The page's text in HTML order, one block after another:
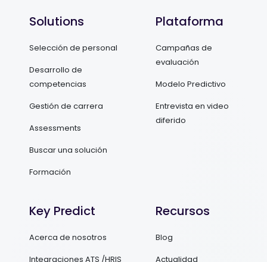
Solutions
Selección de personal
Desarrollo de
competencias
Gestión de carrera
Assessments
Buscar una solución
Formación
Plataforma
Campañas de
evaluación
Modelo Predictivo
Entrevista en video
diferido
Key Predict
Acerca de nosotros
Integraciones ATS /HRIS
Recursos
Blog
Actualidad